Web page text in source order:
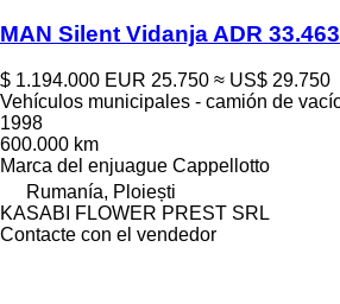
MAN Silent Vidanja ADR
$ 1.194.000 EUR 25.750 ≈ US$ 29.750
Vehículos municipales - camión de
1998
600.000 km
Marca del enjuague Cappellotto
Rumanía, Ploiești
KASABI FLOWER PREST SRL
Contacte con el vendedor